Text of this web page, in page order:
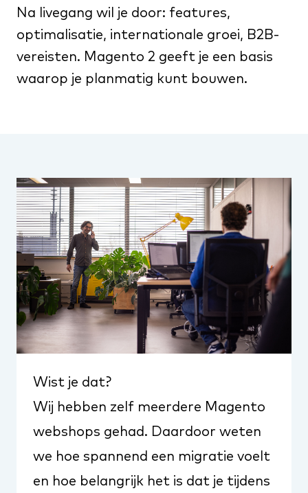
Na livegang wil je door: features,
optimalisatie, internationale groei, B2B-
vereisten. Magento 2 geeft je een basis
waarop je planmatig kunt bouwen.
Wist je dat?
Wij hebben zelf meerdere Magento
webshops gehad. Daardoor weten
we hoe spannend een migratie voelt
en hoe belangrijk het is dat je tijdens